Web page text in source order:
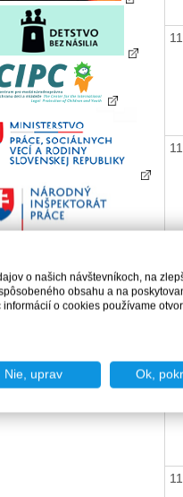
o našich návštevníkoch, na
obsahu a na
o cookies používame
Nie, uprav Ok,